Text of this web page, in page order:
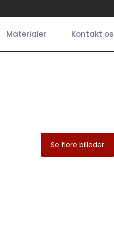
Materialer Kontakt os
Se flere billeder